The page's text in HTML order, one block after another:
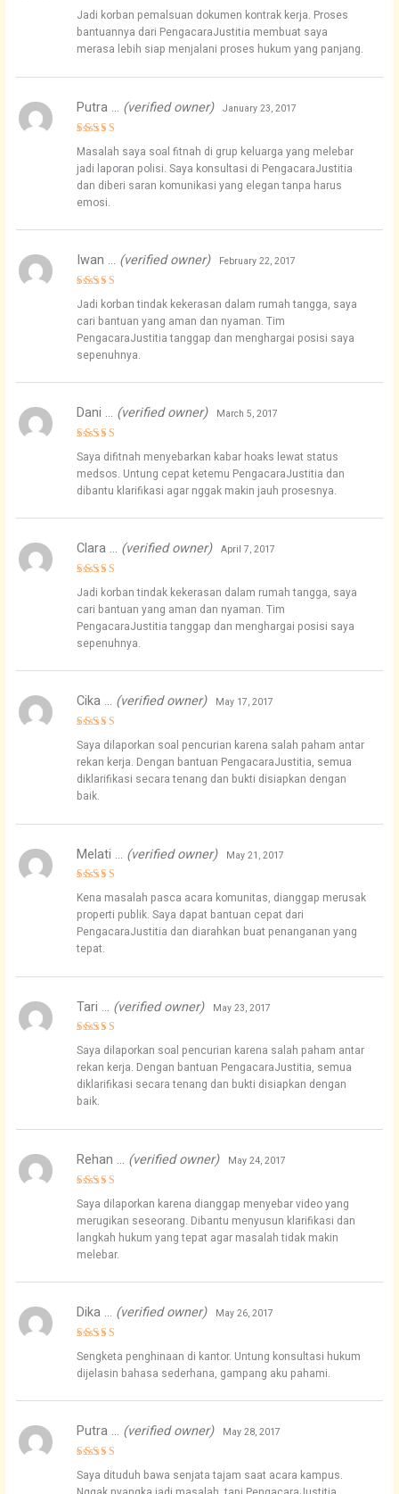
Rated
5
out of 5
Jadi korban pemalsuan dokumen kontrak kerja. Proses
bantuannya dari PengacaraJustitia membuat saya
merasa lebih siap menjalani proses hukum yang panjang.
out of 5
Putra … (verified owner) January 23, 2017
Masalah saya soal fitnah di grup keluarga yang melebar
jadi laporan polisi. Saya konsultasi di PengacaraJustitia
dan diberi saran komunikasi yang elegan tanpa harus
emosi.
out of 5
Iwan … (verified owner) February 22, 2017
Jadi korban tindak kekerasan dalam rumah tangga, saya
cari bantuan yang aman dan nyaman. Tim
PengacaraJustitia tanggap dan menghargai posisi saya
sepenuhnya.
Rated
out of 5
Dani … (verified owner) March 5, 2017
Saya difitnah menyebarkan kabar hoaks lewat status
medsos. Untung cepat ketemu PengacaraJustitia dan
dibantu klarifikasi agar nggak makin jauh prosesnya.
Rated
5
out of 5
Clara … (verified owner) April 7, 2017
Jadi korban tindak kekerasan dalam rumah tangga, saya
cari bantuan yang aman dan nyaman. Tim
PengacaraJustitia tanggap dan menghargai posisi saya
sepenuhnya.
Rated
out of 5
Cika … (verified owner) May 17, 2017
Saya dilaporkan soal pencurian karena salah paham antar
rekan kerja. Dengan bantuan PengacaraJustitia, semua
diklarifikasi secara tenang dan bukti disiapkan dengan
baik.
out of 5
Melati … (verified owner) May 21, 2017
Kena masalah pasca acara komunitas, dianggap merusak
properti publik. Saya dapat bantuan cepat dari
PengacaraJustitia dan diarahkan buat penanganan yang
tepat.
Rated
out of 5
Tari … (verified owner) May 23, 2017
Saya dilaporkan soal pencurian karena salah paham antar
rekan kerja. Dengan bantuan PengacaraJustitia, semua
diklarifikasi secara tenang dan bukti disiapkan dengan
baik.
out of 5
Rehan … (verified owner) May 24, 2017
Saya dilaporkan karena dianggap menyebar video yang
merugikan seseorang. Dibantu menyusun klarifikasi dan
langkah hukum yang tepat agar masalah tidak makin
melebar.
out of 5
Dika … (verified owner) May 26, 2017
Sengketa penghinaan di kantor. Untung konsultasi hukum
dijelasin bahasa sederhana, gampang aku pahami.
Rated
out of 5
Putra … (verified owner) May 28, 2017
Saya dituduh bawa senjata tajam saat acara kampus.